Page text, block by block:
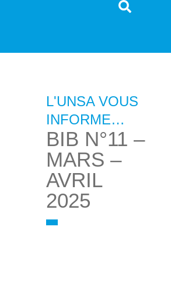
L'UNSA VOUS
INFORME…
BIB N°11 –
MARS –
AVRIL
2025